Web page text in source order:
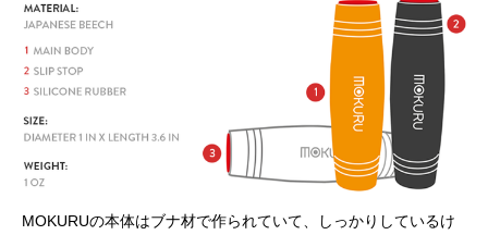
MOKURUの本体はブナ材で作られていて、しっかりしているけ